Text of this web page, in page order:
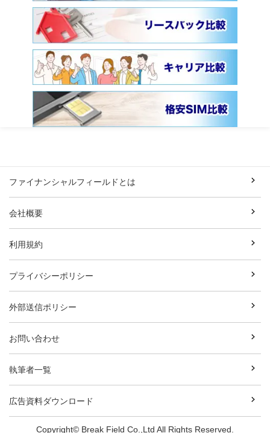
ファイナンシャルフィールドとは
会社概要
利用規約
プライバシーポリシー
外部送信ポリシー
お問い合わせ
執筆者一覧
広告資料ダウンロード
Copyright© Break Field Co.,Ltd All Rights Reserved.